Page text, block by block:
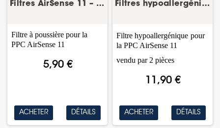
Filtres AirSense 11 – lot de 2 – ResMed
5,90 €
Filtre à poussière pour la
PPC AirSense 11
ACHETER DÉTAILS
Filtres hypoallergéniques AirSense 11 – lot de...
11,90 €
Filtre hypoallergénique pour
la PPC AirSense 11
vendu par 2 pièces
ACHETER DÉTAILS